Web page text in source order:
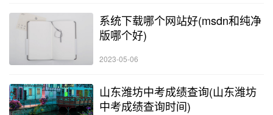
系统下载哪个网站好(msdn和纯净
版哪个好)
2023-05-06
山东潍坊中考成绩查询(山东潍坊
中考成绩查询时间)